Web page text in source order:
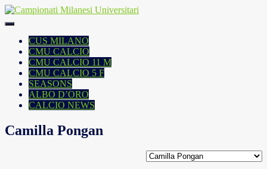
Skip
to
CUS MILANO
CMU CALCIO
CMU CALCIO 11 M
CMU CALCIO 5 F
SEASONS
ALBO D’ORO
CALCIO NEWS
Camilla Pongan